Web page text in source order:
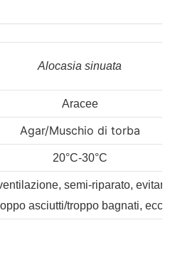
Alocasia sinuata
Aracee
Agar/Muschio di torba
20°C-30°C
semi-riparato, evitare
asciutti/troppo bagnati, ecc.